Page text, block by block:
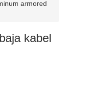
armored
kabel